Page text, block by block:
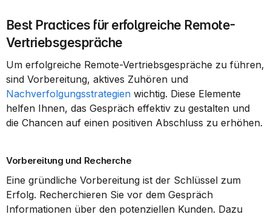
Best Practices für erfolgreiche Remote-
Vertriebsgespräche
Um erfolgreiche Remote-Vertriebsgespräche zu führen,
Nachverfolgungsstrategien wichtig. Diese Elemente
helfen Ihnen, das Gespräch effektiv zu gestalten und
die Chancen auf einen positiven Abschluss zu erhöhen.
Vorbereitung und Recherche
Eine gründliche Vorbereitung ist der Schlüssel zum
Erfolg. Recherchieren Sie vor dem Gespräch
Informationen über den potenziellen Kunden. Dazu